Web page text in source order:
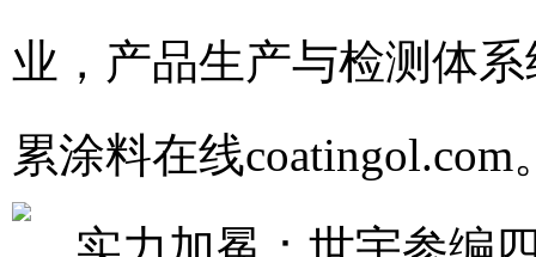
业，产品生产与检测体
累涂料在线coatingol.com